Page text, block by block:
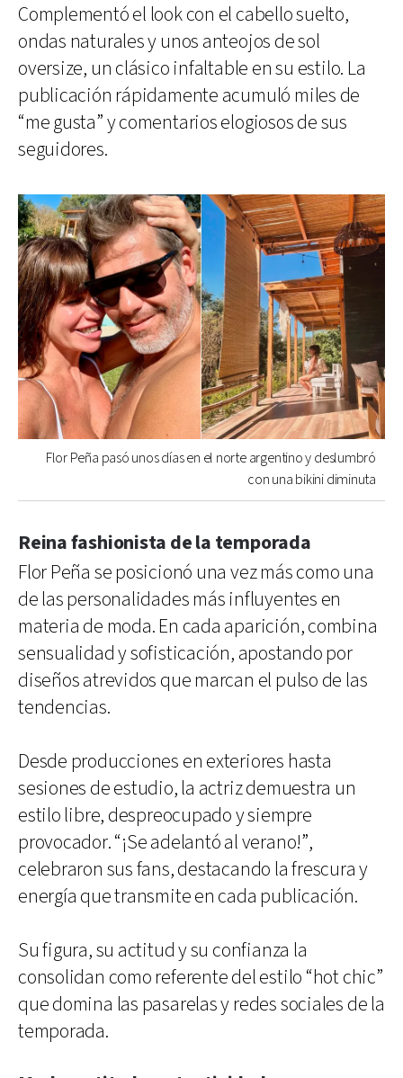
Complementó el look con el cabello suelto,
ondas naturales y unos anteojos de sol
oversize, un clásico infaltable en su estilo. La
publicación rápidamente acumuló miles de
“me gusta” y comentarios elogiosos de sus
seguidores.
Flor Peña pasó unos días en el norte argentino y deslumbró
con una bikini diminuta
Reina fashionista de la temporada
Flor Peña se posicionó una vez más como una
de las personalidades más influyentes en
materia de moda. En cada aparición, combina
sensualidad y sofisticación, apostando por
diseños atrevidos que marcan el pulso de las
tendencias.
Desde producciones en exteriores hasta
sesiones de estudio, la actriz demuestra un
estilo libre, despreocupado y siempre
provocador. “¡Se adelantó al verano!”,
celebraron sus fans, destacando la frescura y
energía que transmite en cada publicación.
Su figura, su actitud y su confianza la
consolidan como referente del estilo “hot chic”
que domina las pasarelas y redes sociales de la
temporada.